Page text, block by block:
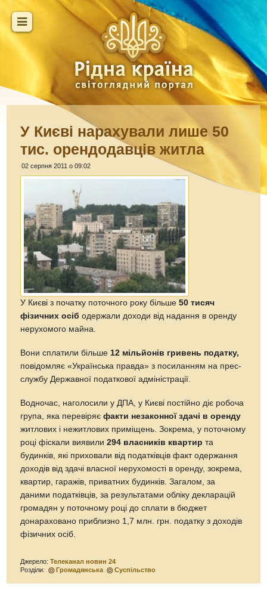
У Києві нарахували лише 50
тис. орендодавців житла
02 серпня 2011 о 09:02
У Києві з початку поточного року більше50 тисяч
фізичних осіб одержали доходи від надання в оренду
нерухомого майна.
Вони сплатили більше 12 мільйонів гривень податку,
повідомляє «Українська правда» з посиланням на прес-
службу Державної податкової адміністрації.
Водночас, наголосили у ДПА, у Києві постійно діє робоча
група, яка перевіряєфакти незаконної здачі в оренду
житлових і нежитлових приміщень. Зокрема, у поточному
році фіскали виявили294 власників квартир та
будинків, які приховали від податківців факт одержання
доходів від здачі власної нерухомості в оренду, зокрема,
квартир, гаражів, приватних будинків. Загалом, за
даними податківців, за результатами обліку декларацій
громадян у поточному році до сплати в бюджет
донараховано приблизно 1,7 млн. грн. податку з доходів
фізичних осіб.
Джерело:Телеканал новин 24
Розділи:
Громадянська Суспільство